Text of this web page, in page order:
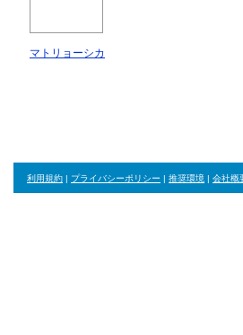
マトリョーシカ
利用規約 | プライバシーポリシー | 推奨環境 | 会社概